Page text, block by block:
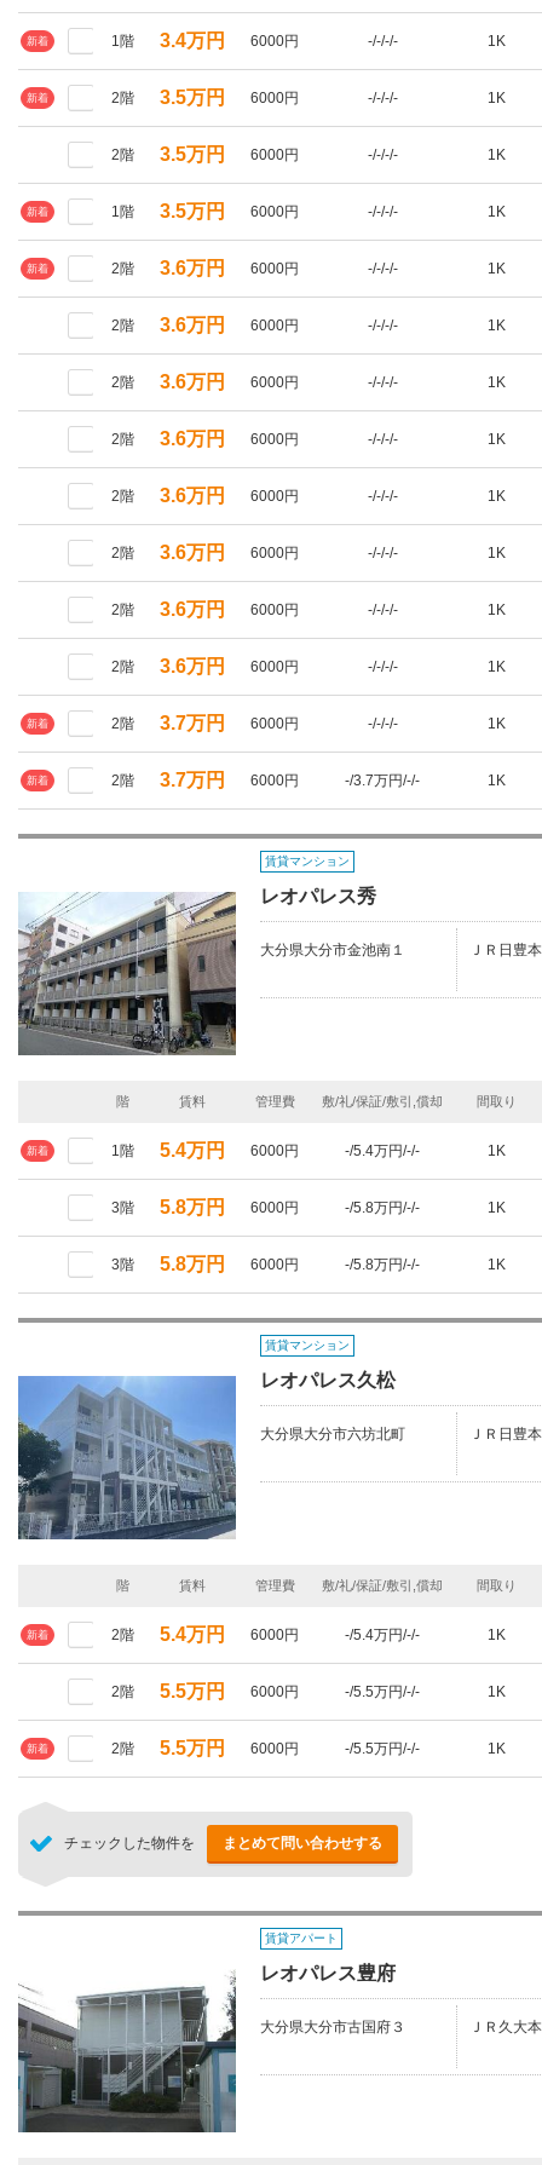
新着 1階 3.4万円 6000円 -/-/-/- 1K
新着 2階 3.5万円 6000円 -/-/-/- 1K
2階 3.5万円 6000円 -/-/-/- 1K
新着 1階 3.5万円 6000円 -/-/-/- 1K
新着 2階 3.6万円 6000円 -/-/-/- 1K
2階 3.6万円 6000円 -/-/-/- 1K
2階 3.6万円 6000円 -/-/-/- 1K
2階 3.6万円 6000円 -/-/-/- 1K
2階 3.6万円 6000円 -/-/-/- 1K
2階 3.6万円 6000円 -/-/-/- 1K
2階 3.6万円 6000円 -/-/-/- 1K
2階 3.6万円 6000円 -/-/-/- 1K
新着 2階 3.7万円 6000円 -/-/-/- 1K
新着 2階 3.7万円 6000円 -/3.7万円/-/- 1K
賃貸マンション
レオパレス秀
大分県大分市金池南１ ＪＲ日豊
階 賃料 管理費 敷/礼/保証/敷引,償却 間取り
新着 1階 5.4万円 6000円 -/5.4万円/-/- 1K
3階 5.8万円 6000円 -/5.8万円/-/- 1K
3階 5.8万円 6000円 -/5.8万円/-/- 1K
賃貸マンション
レオパレス久松
大分県大分市六坊北町 ＪＲ日豊
階 賃料 管理費 敷/礼/保証/敷引,償却 間取り
新着 2階 5.4万円 6000円 -/5.4万円/-/- 1K
2階 5.5万円 6000円 -/5.5万円/-/- 1K
新着 2階 5.5万円 6000円 -/5.5万円/-/- 1K
チェックした物件を まとめて問い合わせする
賃貸アパート
レオパレス豊府
大分県大分市古国府３ ＪＲ久大